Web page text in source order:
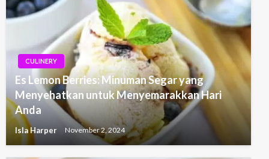
CULINERY
Es Lemon Berries: Minuman Segar yang
Menyehatkan untuk Menyemarakkan Hari
Anda
Isla Harper November 2, 2024